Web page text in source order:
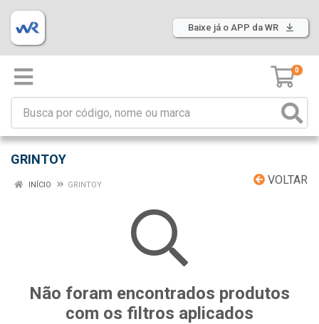
Baixe já o APP da WR
0
GRINTOY
VOLTAR
INÍCIO GRINTOY
Não foram encontrados produtos
com os filtros aplicados